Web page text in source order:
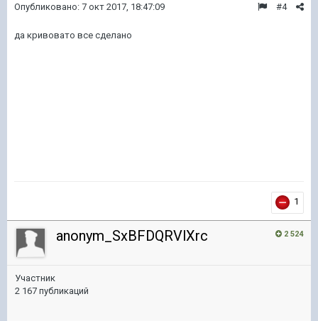
#4
Опубликовано: 7 окт 2017, 18:47:09
да кривовато все сделано
1
2 524
anonym_SxBFDQRVlXrc
Участник
2 167 публикаций